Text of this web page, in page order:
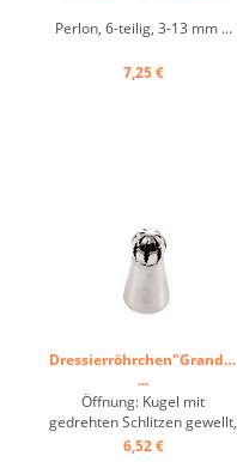
Perlon, 6-teilig, 3-13 mm ...
7,25 €
Dressierröhrchen"Grande"
...
Öffnung: Kugel mit
gedrehten Schlitzen gewellt,
Spitze geschlossen,
6,52 €